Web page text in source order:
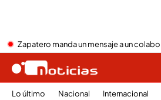
Zapatero manda un mensaje a un
Lo último Nacional Internacional